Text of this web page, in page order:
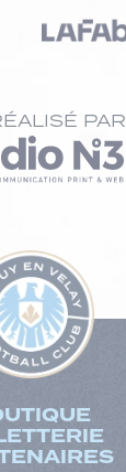
PAR